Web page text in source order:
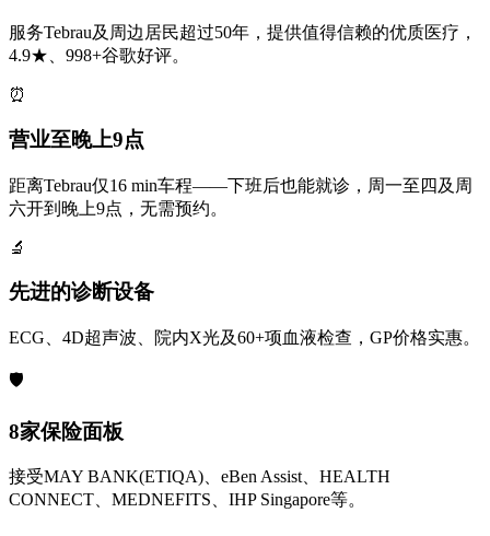
服务Tebrau及周边居民超过50年，提供值得信赖的优质医疗，
4.9★、998+谷歌好评。
⏰
营业至晚上9点
距离Tebrau仅16 min车程——下班后也能就诊，周一至四及周
六开到晚上9点，无需预约。
🔬
先进的诊断设备
ECG、4D超声波、院内X光及60+项血液检查，GP价格实惠。
🛡️
8家保险面板
接受MAY BANK(ETIQA)、eBen Assist、HEALTH
CONNECT、MEDNEFITS、IHP Singapore等。